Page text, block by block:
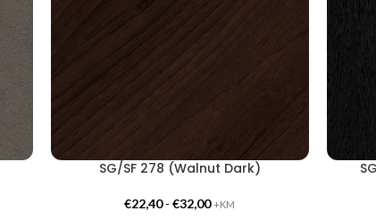
SG/SF 278 (Walnut Dark)
€22,40-€32,00 +KM